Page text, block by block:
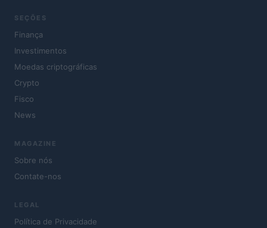
SEÇÕES
Finança
Investimentos
Moedas criptográficas
Crypto
Fisco
News
MAGAZINE
Sobre nós
Contate-nos
LEGAL
Política de Privacidade